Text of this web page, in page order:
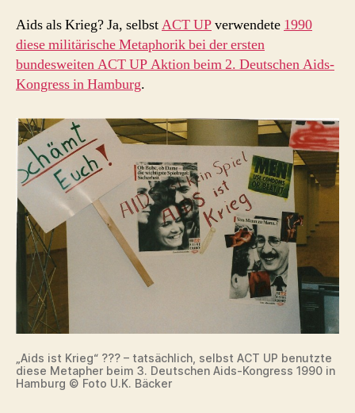
Aids als Krieg? Ja, selbstACT UPverwendete 1990
diese militärische Metaphorik bei der ersten
bundesweiten ACT UP Aktion beim 2. Deutschen Aids-
Kongress in Hamburg.
„Aids ist Krieg“ ??? – tatsächlich, selbst ACT UP benutzte
diese Metapher beim 3. Deutschen Aids-Kongress 1990 in
Hamburg © Foto U.K. Bäcker